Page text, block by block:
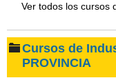
Ver todos los cursos
Cursos de
PROVINCIA